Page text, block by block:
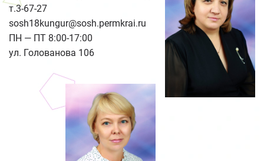
т.3-67-27
sosh18kungur@sosh.permkrai.ru
ПН — ПТ 8:00-17:00
ул. Голованова 106